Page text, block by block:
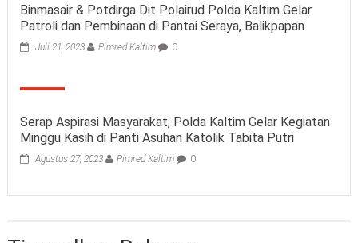
Binmasair & Potdirga Dit Polairud Polda Kaltim Gelar
Patroli dan Pembinaan di Pantai Seraya, Balikpapan
Juli 21, 2023 Pimred Kaltim 0
Serap Aspirasi Masyarakat, Polda Kaltim Gelar Kegiatan
Minggu Kasih di Panti Asuhan Katolik Tabita Putri
Agustus 27, 2023 Pimred Kaltim 0